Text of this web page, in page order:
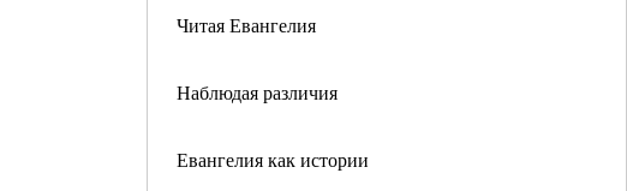
Читая Евангелия
Наблюдая различия
Евангелия как истории